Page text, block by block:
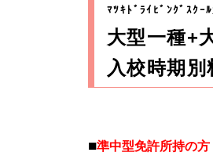
ﾏﾂｷﾄﾞﾗｲﾋﾞﾝｸﾞｽｸｰﾙ
大型一種+
入校時期
■準中型免許所持の方